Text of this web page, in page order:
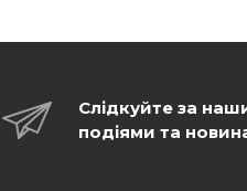
Слідкуйте за
подіями та